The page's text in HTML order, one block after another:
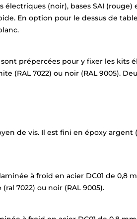
(noir), bases SAI
En option pour le dessus de
prépercées pour y fixer les kits
(RAL 7022) ou noir (RAL 9005).
de vis. Il est fini en époxy argent
à froid en acier DC01 de 0,8
7022) ou noir (RAL 9005).